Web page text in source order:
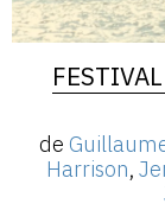
de
Harrison,